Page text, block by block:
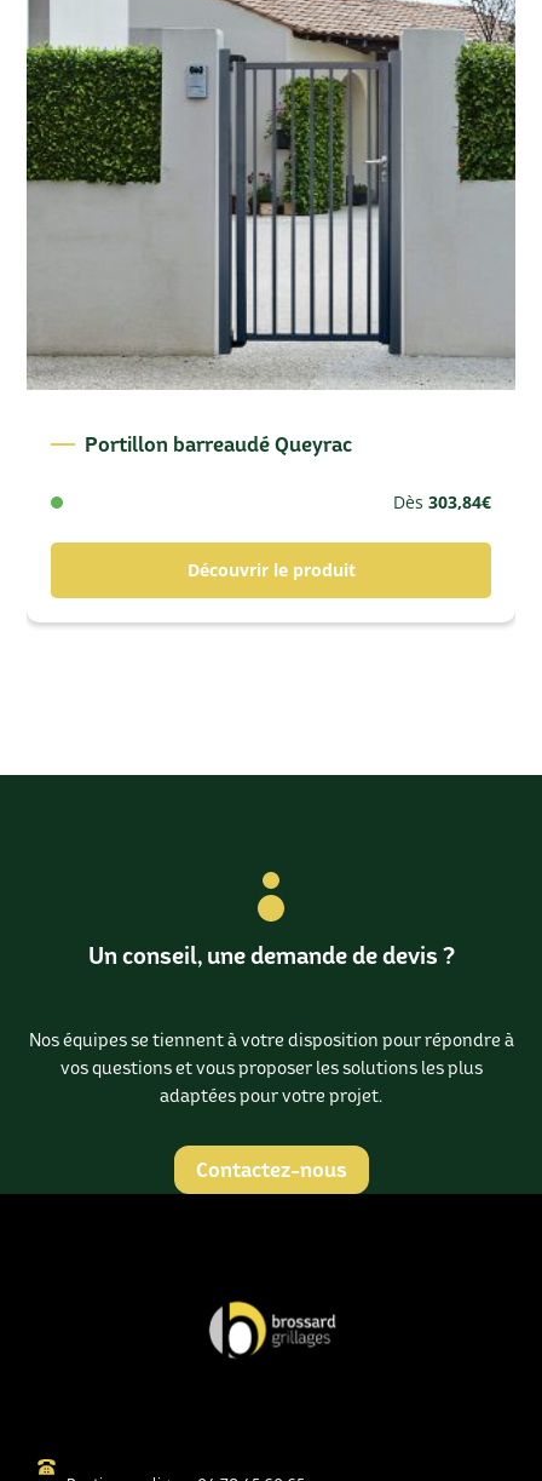
Portillon barreaudé Queyrac
Dès 303,84€
Découvrir le produit
Un conseil, une demande de devis ?
Nos équipes se tiennent à votre disposition pour répondre à
vos questions et vous proposer les solutions les plus
adaptées pour votre projet.
Contactez-nous